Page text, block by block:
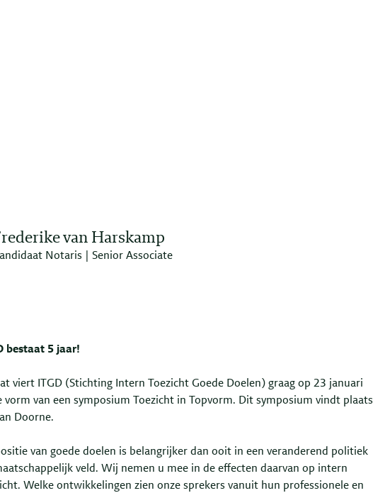
van Harskamp
Notaris | Senior Associate
bestaat 5 jaar!
viert ITGD (Stichting Intern Toezicht Goede Doelen) graag op 23 januari
vorm van een symposium Toezicht in Topvorm. Dit symposium vindt plaats
Doorne.
van goede doelen is belangrijker dan ooit in een veranderend politiek
veld. Wij nemen u mee in de effecten daarvan op intern
Welke ontwikkelingen zien onze sprekers vanuit hun professionele en